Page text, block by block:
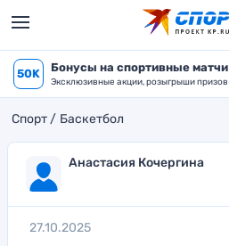
50K Бонусы на спортивные матчи
Эксклюзивные акции, розыгрыши призов
Спорт Баскетбол
Анастасия Кочергина
27.10.2025